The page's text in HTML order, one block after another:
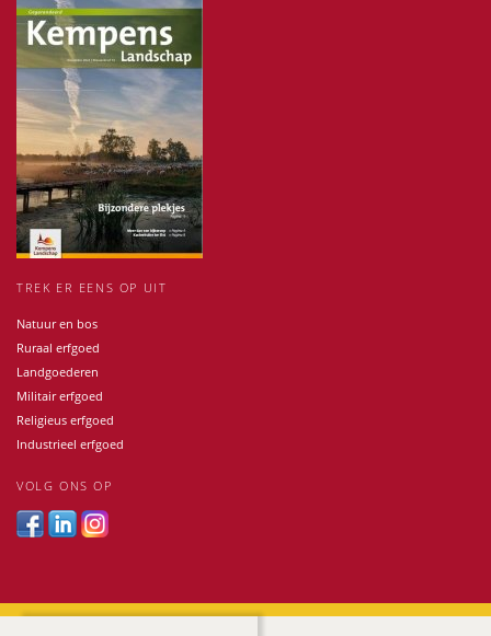
TREK ER EENS OP UIT
Natuur en bos
Ruraal erfgoed
Landgoederen
Militair erfgoed
Religieus erfgoed
Industrieel erfgoed
VOLG ONS OP